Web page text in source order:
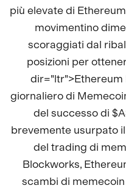
più elevate di
movimentino
scoraggiati dal
posizioni per
dir="ltr">Ethereum
giornaliero di
del successo di
brevemente usurpato
del trading di
Blockworks,
scambi di